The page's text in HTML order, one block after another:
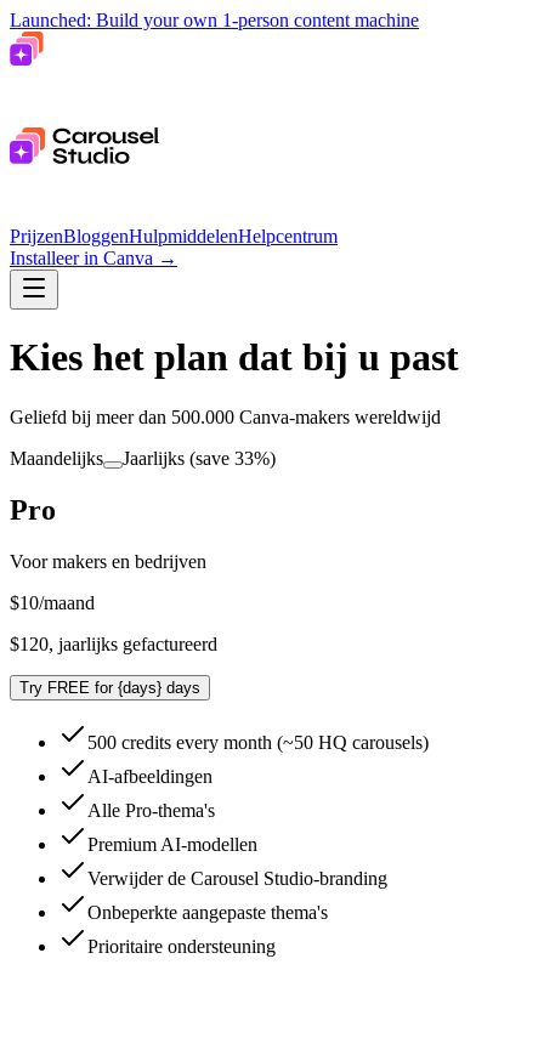
Launched: Build your own 1-person content machine
PrijzenBloggenHulpmiddelenHelpcentrum
Installeer in Canva →
Kies het plan dat bij u past
Geliefd bij meer dan 500.000 Canva-makers wereldwijd
Maandelijks
Jaarlijks (save 33%)
Pro
Voor makers en bedrijven
$10/maand
$120, jaarlijks gefactureerd
Try FREE for {days} days
500 credits every month (~50 HQ carousels)
AI-afbeeldingen
Alle Pro-thema's
Premium AI-modellen
Verwijder de Carousel Studio-branding
Onbeperkte aangepaste thema's
Prioritaire ondersteuning